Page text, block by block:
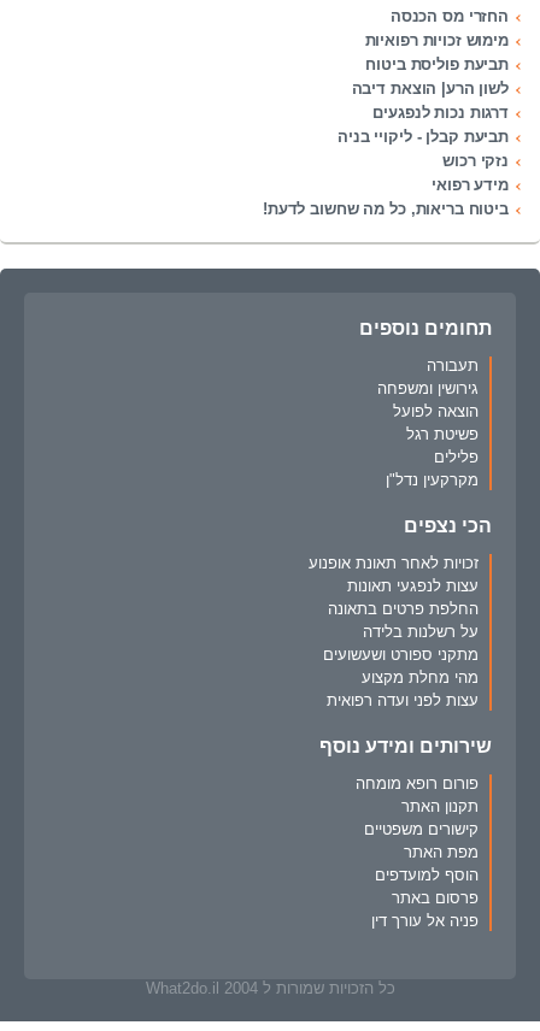
החזרי מס הכנסה
מימוש זכויות רפואיות
תביעת פוליסת ביטוח
לשון הרע| הוצאת דיבה
דרגות נכות לנפגעים
תביעת קבלן - ליקויי בניה
נזקי רכוש
מידע רפואי
ביטוח בריאות, כל מה שחשוב לדעת!
תחומים נוספים
תעבורה
גירושין ומשפחה
הוצאה לפועל
פשיטת רגל
פלילים
מקרקעין נדל"ן
הכי נצפים
זכויות לאחר תאונת אופנוע
עצות לנפגעי תאונות
החלפת פרטים בתאונה
על רשלנות בלידה
מתקני ספורט ושעשועים
מהי מחלת מקצוע
עצות לפני ועדה רפואית
שירותים ומידע נוסף
פורום רופא מומחה
תקנון האתר
קישורים משפטיים
מפת האתר
הוסף למועדפים
פרסום באתר
פניה אל עורך דין
כל הזכויות שמורות ל What2do.il 2004